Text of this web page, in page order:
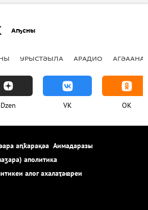
Аҧсны
УРЫСТӘЫЛА АРАДИО
Dzen VK OK
аԥҟарақәа Аимадаразы
аполитика
алог ахалаҭаҩреи